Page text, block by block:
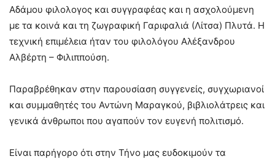
Αδάμου φιλολογος και συγγραφέας και η ασχολούμενη
με τα κοινά και τη ζωγραφική Γαριφαλιά (Λίτσα) Πλυτά. Η
τεχνική επιμέλεια ήταν του φιλολόγου Αλέξανδρου
Αλβέρτη – Φιλιππούση.
Παραβρέθηκαν στην παρουσίαση συγγενείς, συγχωριανοί
και συμμαθητές του Αντώνη Μαραγκού, βιβλιολάτρεις και
γενικά άνθρωποι που αγαπούν τον ευγενή πολιτισμό.
Είναι παρήγορο ότι στην Τήνο μας ευδοκιμούν τα